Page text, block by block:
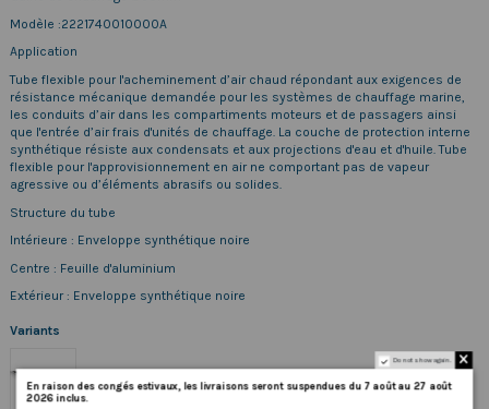
Modèle :2221740010000A
Application
Tube flexible pour l'acheminement d’air chaud répondant aux exigences de
résistance mécanique demandée pour les systèmes de chauffage marine,
les conduits d’air dans les compartiments moteurs et de passagers ainsi
que l'entrée d’air frais d'unités de chauffage. La couche de protection interne
synthétique résiste aux condensats et aux projections d'eau et d'huile. Tube
flexible pour l'approvisionnement en air ne comportant pas de vapeur
agressive ou d’éléments abrasifs ou solides.
Structure du tube
Intérieure : Enveloppe synthétique noire
Centre : Feuille d'aluminium
Extérieur : Enveloppe synthétique noire
Variants
Do not show again.
En raison des congés estivaux, les livraisons seront suspendues du 7 août au 27 août
2026 inclus.